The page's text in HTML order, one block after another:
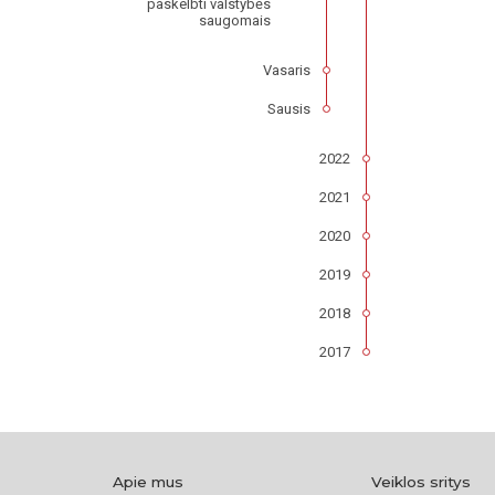
paskelbti valstybės
saugomais
Vasaris
Sausis
2022
2021
2020
2019
2018
2017
Apie mus Veiklos sritys